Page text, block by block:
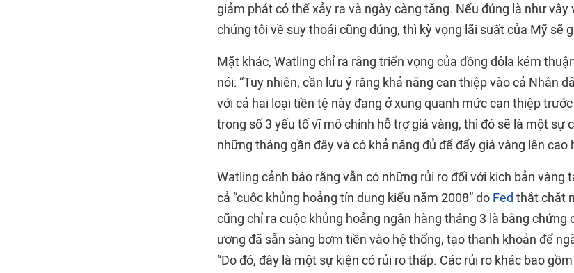
giảm phát có thể xảy ra và ngày càng tăng. Nếu đúng là như vậy
chúng tôi về suy thoái cũng đúng, thì kỳ vọng lãi suất của Mỹ sẽ
Mặt khác, Watling chỉ ra rằng triển vọng của đồng đôla kém
nói: “Tuy nhiên, cần lưu ý rằng khả năng can thiệp vào cả Nhân
với cả hai loại tiền tệ này đang ở xung quanh mức can thiệp
trong số 3 yếu tố vĩ mô chính hỗ trợ giá vàng, thì đó sẽ là một sự
những tháng gần đây và có khả năng đủ để đẩy giá vàng lên cao
Watling cảnh báo rằng vẫn có những rủi ro đối với kịch bản vàng
cả “cuộc khủng hoảng tín dụng kiểu năm 2008” do Fed thắt chặt
cũng chỉ ra cuộc khủng hoảng ngân hàng tháng 3 là bằng chứng
ương đã sẵn sàng bơm tiền vào hệ thống, tạo thanh khoản để
“Do đó, đây là một sự kiện có rủi ro thấp. Các rủi ro khác bao